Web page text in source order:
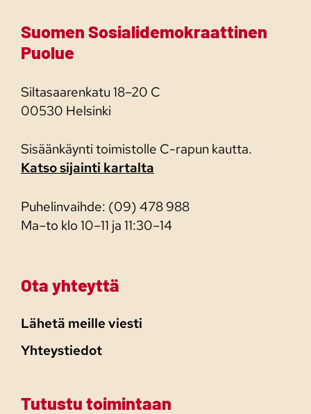
Suomen Sosialidemokraattinen
Puolue
Siltasaarenkatu 18–20 C
00530 Helsinki
Sisäänkäynti toimistolle C-rapun kautta.
Katso sijainti kartalta
Puhelinvaihde: (09) 478 988
Ma–to klo 10–11 ja 11:30–14
Ota yhteyttä
Lähetä meille viesti
Yhteystiedot
Tutustu toimintaan